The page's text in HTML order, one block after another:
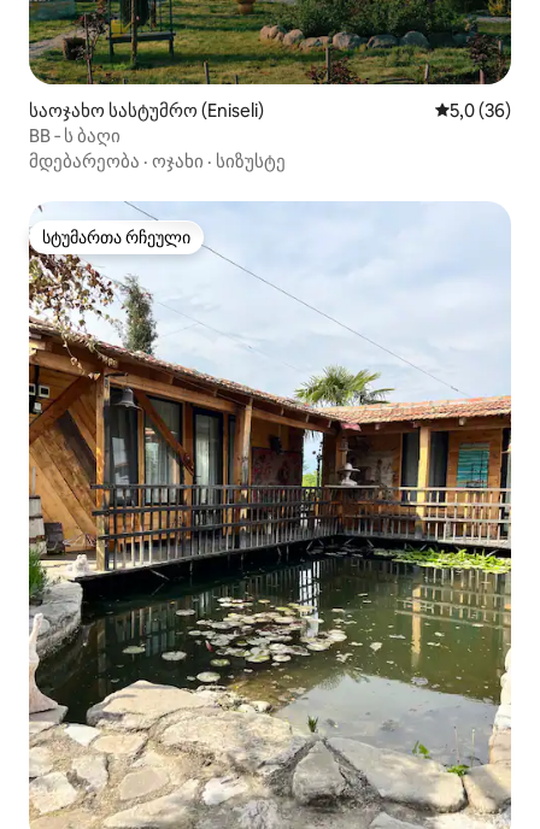
საოჯახო სასტუმრო (Eniseli) საშუალო
5,0 (36)
BB ‑ ს ბაღი
მდებარეობა · ოჯახი · სიზუსტე
სტუმართა რჩეული
სტუმართა რჩეული